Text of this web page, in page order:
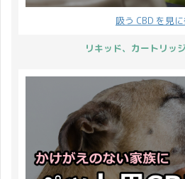
吸う CBD を見に
リキッド、カートリッ